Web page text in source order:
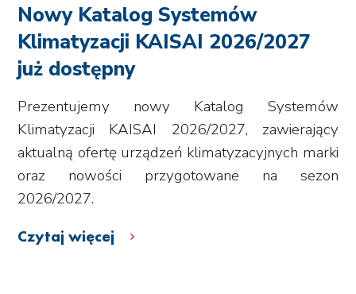
Nowy Katalog Systemów
Klimatyzacji KAISAI 2026/2027
już dostępny
Prezentujemy nowy Katalog Systemów
Klimatyzacji KAISAI 2026/2027, zawierający
aktualną ofertę urządzeń klimatyzacyjnych marki
oraz nowości przygotowane na sezon
2026/2027.
Czytaj więcej